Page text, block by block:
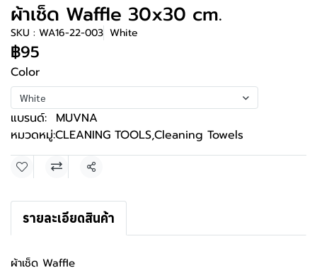
ผ้าเช็ด Waffle 30x30 cm.
SKU : WA16-22-003 White
฿95
Color
White
แบรนด์: MUVNA
หมวดหมู่:CLEANING TOOLS,Cleaning Towels
แชร์
รายละเอียดสินค้า
ผ้าเช็ด Waffle